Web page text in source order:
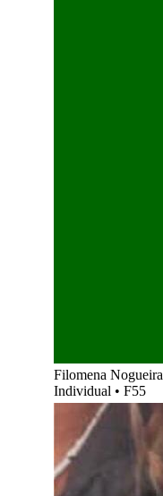
Filomena Nogueira
Individual • F55